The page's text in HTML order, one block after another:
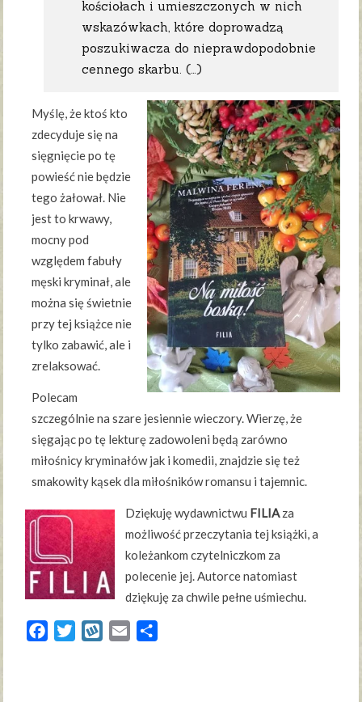
kościołach i umieszczonych w nich
wskazówkach, które doprowadzą
poszukiwacza do nieprawdopodobnie
cennego skarbu. (…)
Myślę, że ktoś kto
zdecyduje się na
sięgnięcie po tę
powieść nie będzie
tego żałował. Nie
jest to krwawy,
mocny pod
względem fabuły
męski kryminał, ale
można się świetnie
przy tej książce nie
tylko zabawić, ale i
zrelaksować.
Polecam
szczególnie na szare jesiennie wieczory. Wierzę, że
sięgając po tę lekturę zadowoleni będą zarówno
miłośnicy kryminałów jak i komedii, znajdzie się też
smakowity kąsek dla miłośników romansu i tajemnic.
Dziękuję wydawnictwu FILIAza
możliwość przeczytania tej książki, a
koleżankom czytelniczkom za
polecenie jej. Autorce natomiast
dziękuję za chwile pełne uśmiechu.
FacebookTwitterWykopEmail